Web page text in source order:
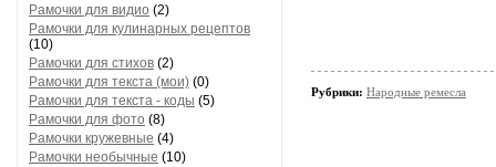
Рамочки для видио (2)
Рамочки для кулинарных рецептов
(10)
Рамочки для стихов (2)
Рамочки для текста (мои) (0)
Рамочки для текста - коды (5)
Рамочки для фото (8)
Рамочки кружевные (4)
Рамочки необычные (10)
Рубрики: Народные ремесла